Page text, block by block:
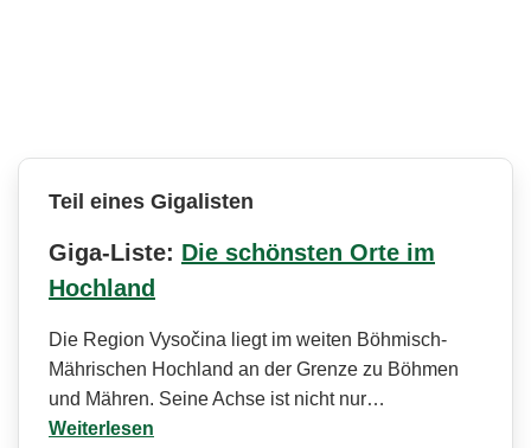
Teil eines Gigalisten
Giga-Liste: Die schönsten Orte im
Hochland
Die Region Vysočina liegt im weiten Böhmisch-
Mährischen Hochland an der Grenze zu Böhmen
und Mähren. Seine Achse ist nicht nur…
Weiterlesen